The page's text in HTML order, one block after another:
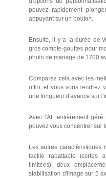
pouvez rapidement
appuyant sur un bouton.
Ensuite, il y a la durée de
gros compte-gouttes pour
photo de mariage de 1700
Comparez cela avec les
offrir, et vous vous rendrez
une longueur d'avance sur
Avec l'AF entièrement
pouvez vous concentrer sur
Les autres caractéristiques
tactile rabattable (certes
limitées), deux
stabilisation d'image sur 5